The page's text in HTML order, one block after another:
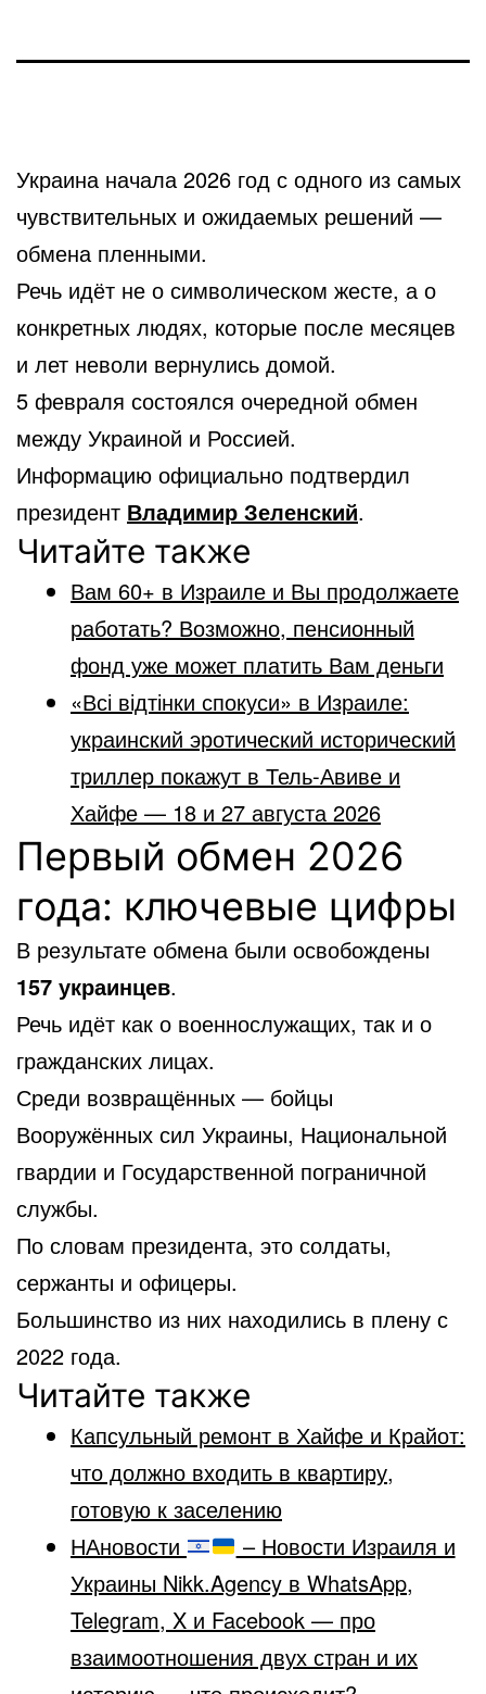
Украина начала 2026 год с одного из самых
чувствительных и ожидаемых решений —
обмена пленными.
Речь идёт не о символическом жесте, а о
конкретных людях, которые после месяцев
и лет неволи вернулись домой.
5 февраля состоялся очередной обмен
между Украиной и Россией.
Информацию официально подтвердил
президент Владимир Зеленский.
Читайте также
Вам 60+ в Израиле и Вы продолжаете
работать? Возможно, пенсионный
фонд уже может платить Вам деньги
«Всі відтінки спокуси» в Израиле:
украинский эротический исторический
триллер покажут в Тель-Авиве и
Хайфе — 18 и 27 августа 2026
Первый обмен 2026
года: ключевые цифры
В результате обмена были освобождены
157 украинцев.
Речь идёт как о военнослужащих, так и о
гражданских лицах.
Среди возвращённых — бойцы
Вооружённых сил Украины, Национальной
гвардии и Государственной пограничной
службы.
По словам президента, это солдаты,
сержанты и офицеры.
Большинство из них находились в плену с
2022 года.
Читайте также
Капсульный ремонт в Хайфе и Крайот:
что должно входить в квартиру,
готовую к заселению
НАновости
– Новости Израиля и
Украины Nikk.Agency в WhatsApp,
Telegram, X и Facebook — про
взаимоотношения двух стран и их